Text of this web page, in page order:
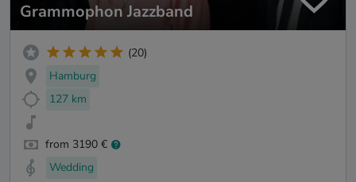
Grammophon Jazzband
(20)
Hamburg
127 km
from 3190 €
Wedding